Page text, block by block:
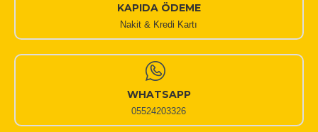
KAPIDA ÖDEME
Nakit & Kredi Kartı
WHATSAPP
05524203326